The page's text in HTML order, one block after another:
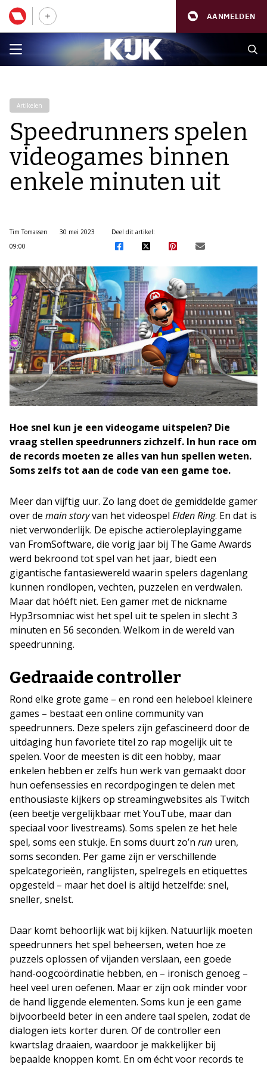
AANMELDEN
Artikelen
Speedrunners spelen
videogames binnen
enkele minuten uit
Tim Tomassen
30 mei 2023
09:00
Deel dit artikel:
Hoe snel kun je een videogame uitspelen? Die
vraag stellen speedrunners zichzelf. In hun race om
de records moeten ze alles van hun spellen weten.
Soms zelfs tot aan de code van een game toe.
Meer dan vijftig uur. Zo lang doet de gemiddelde gamer
over de main storyvan het videospel Elden Ring. En dat is
niet verwonderlijk. De epische actieroleplayinggame
van FromSoftware, die vorig jaar bij The Game Awards
werd bekroond tot spel van het jaar, biedt een
gigantische fantasiewereld waarin spelers dagenlang
kunnen rondlopen, vechten, puzzelen en verdwalen.
Maar dat hóéft niet. Een gamer met de nickname
Hyp3rsomniac wist het spel uit te spelen in slecht 3
minuten en 56 seconden. Welkom in de wereld van
speedrunning.
Gedraaide controller
Rond elke grote game – en rond een heleboel kleinere
games – bestaat een online community van
speedrunners. Deze spelers zijn gefascineerd door de
uitdaging hun favoriete titel zo rap mogelijk uit te
spelen. Voor de meesten is dit een hobby, maar
enkelen hebben er zelfs hun werk van gemaakt door
hun oefensessies en recordpogingen te delen met
enthousiaste kijkers op streamingwebsites als Twitch
(een beetje vergelijkbaar met YouTube, maar dan
speciaal voor livestreams). Soms spelen ze het hele
spel, soms een stukje. En soms duurt zo’n run uren,
soms seconden. Per game zijn er verschillende
spelcategorieën, ranglijsten, spelregels en etiquettes
opgesteld – maar het doel is altijd hetzelfde: snel,
sneller, snelst.
Daar komt behoorlijk wat bij kijken. Natuurlijk moeten
speedrunners het spel beheersen, weten hoe ze
puzzels oplossen of vijanden verslaan, een goede
hand-oogcoördinatie hebben, en – ironisch genoeg –
heel veel uren oefenen. Maar er zijn ook minder voor
de hand liggende elementen. Soms kun je een game
bijvoorbeeld beter in een andere taal spelen, zodat de
dialogen iets korter duren. Of de controller een
kwartslag draaien, waardoor je makkelijker bij
bepaalde knoppen komt. En om écht voor records te